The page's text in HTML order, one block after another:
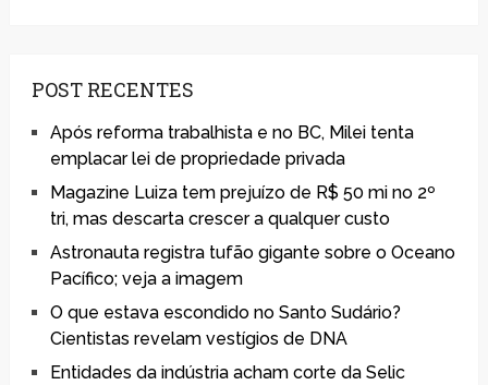
POST RECENTES
Após reforma trabalhista e no BC, Milei tenta
emplacar lei de propriedade privada
Magazine Luiza tem prejuízo de R$ 50 mi no 2º
tri, mas descarta crescer a qualquer custo
Astronauta registra tufão gigante sobre o Oceano
Pacífico; veja a imagem
O que estava escondido no Santo Sudário?
Cientistas revelam vestígios de DNA
Entidades da indústria acham corte da Selic